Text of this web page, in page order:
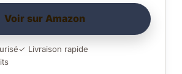
Voir sur Amazon
✓ Livraison rapide